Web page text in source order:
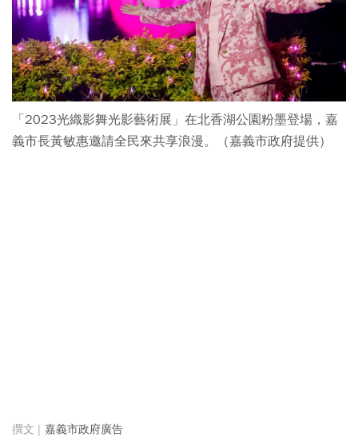
「2023光織影舞光影藝術展」在北香湖公園粉墨登場，嘉
義市長黃敏惠邀請全民來共享浪漫。（嘉義市政府提供）
嘉義市政府廣告